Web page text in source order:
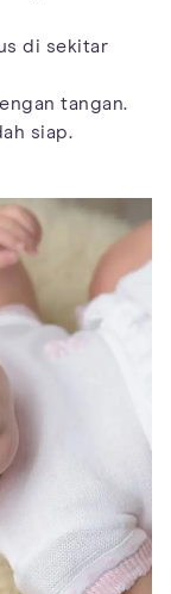
di sekitar
tangan.
siap.